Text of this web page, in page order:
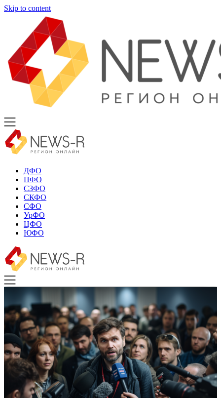
Skip to content
ДФО
ПФО
СЗФО
СКФО
СФО
УрФО
ЦФО
ЮФО